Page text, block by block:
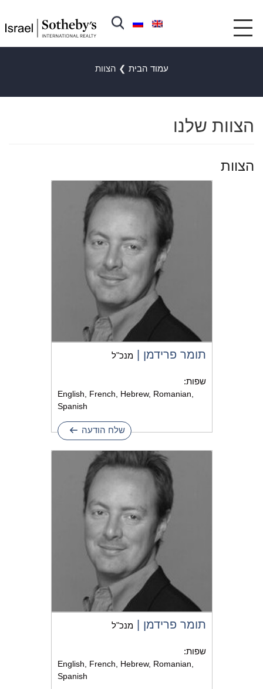
עמוד הבית ❯ הצוות
הצוות שלנו
הצוות
תומר פרידמן |מנכ"ל
שפות:
English, French, Hebrew, Romanian,
Spanish
שלח הודעה
תומר פרידמן |מנכ"ל
שפות:
English, French, Hebrew, Romanian,
Spanish